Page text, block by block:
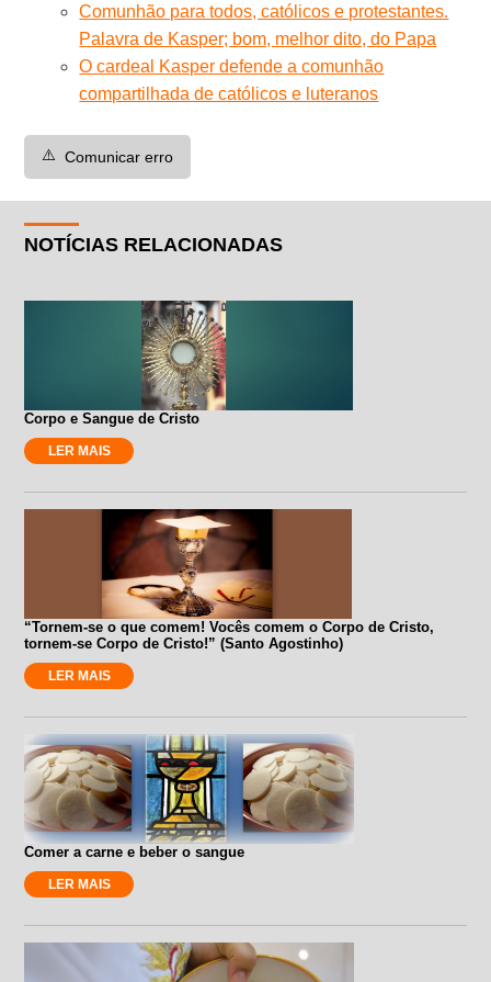
Comunhão para todos, católicos e protestantes.
Palavra de Kasper; bom, melhor dito, do Papa
O cardeal Kasper defende a comunhão
compartilhada de católicos e luteranos
⚠️ Comunicar erro
NOTÍCIAS RELACIONADAS
Corpo e Sangue de Cristo
LER MAIS
“Tornem-se o que comem! Vocês comem o Corpo de Cristo,
tornem-se Corpo de Cristo!” (Santo Agostinho)
LER MAIS
Comer a carne e beber o sangue
LER MAIS